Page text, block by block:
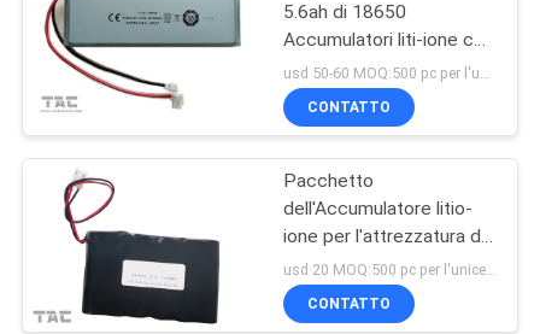
5.6ah di 18650
Accumulatori liti-ione con
UL2054 per illuminazione
di via
CONTATTO
Pacchetto
dell'Accumulatore litio-
ione per l'attrezzatura di
telecomunicazioni 18650
13.2AH 3.7V
CONTATTO